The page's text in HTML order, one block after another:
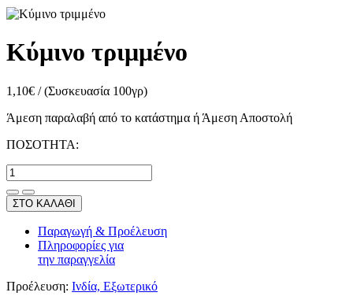
Κύμινο τριμμένο
1,10€ /(Συσκευασία 100γρ)
Άμεση παραλαβή από το κατάστημα ή Άμεση Αποστολή
ΠΟΣΟΤΗΤΑ:
ΣΤΟ ΚΑΛΑΘΙ
Παραγωγή & Προέλευση
Πληροφορίες για
την παραγγελία
Προέλευση: Ινδία, Εξωτερικό